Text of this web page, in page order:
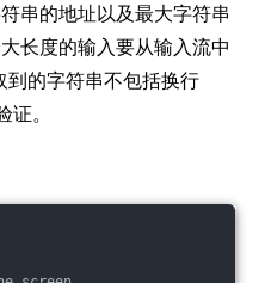
串的地址以及最大字符串
长度的输入要从输入流中
到的字符串不包括换行
证。